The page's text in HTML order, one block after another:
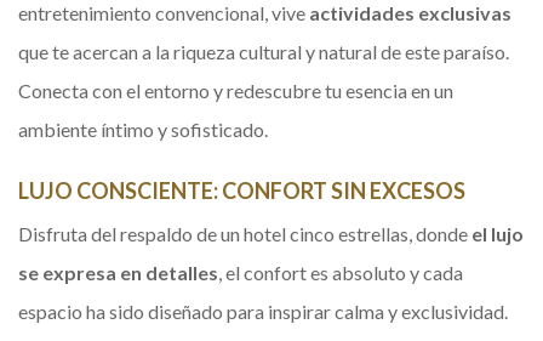
entretenimiento convencional, vive actividades exclusivas
que te acercan a la riqueza cultural y natural de este paraíso.
Conecta con el entorno y redescubre tu esencia en un
ambiente íntimo y sofisticado.
LUJO CONSCIENTE: CONFORT SIN EXCESOS
Disfruta del respaldo de un hotel cinco estrellas, donde el lujo
se expresa en detalles, el confort es absoluto y cada
espacio ha sido diseñado para inspirar calma y exclusividad.